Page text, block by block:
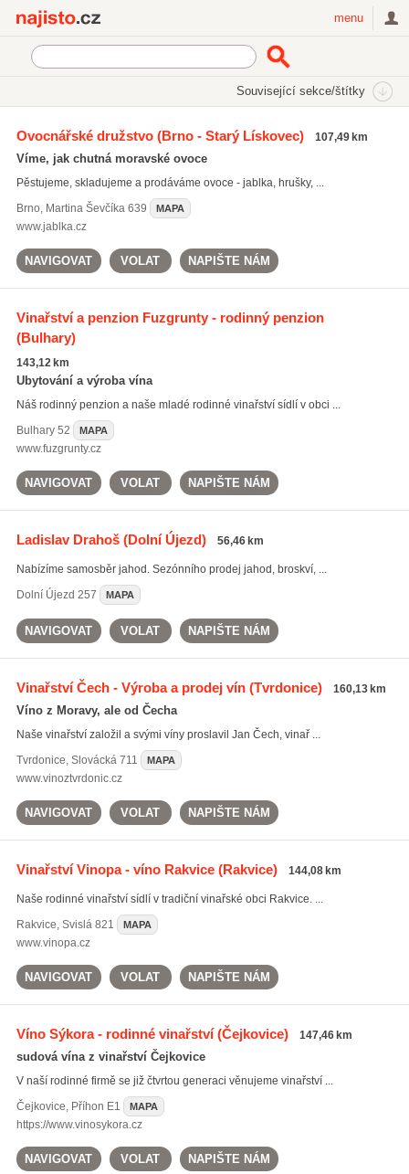
menu
Související sekce/štítky
Ovocnářství a vinařství
Ovocnářské družstvo(Brno - Starý Lískovec) 107,49 km
Víme, jak chutná moravské ovoce
Pěstujeme, skladujeme a prodáváme ovoce - jablka, hrušky, ...
Brno, Martina Ševčíka 639 MAPA
www.jablka.cz
NAVIGOVAT VOLAT NAPIŠTE NÁM
Vinařství a penzion Fuzgrunty - rodinný penzion
(Bulhary)
143,12 km
Ubytování a výroba vína
Náš rodinný penzion a naše mladé rodinné vinařství sídlí v obci ...
Bulhary52 MAPA
www.fuzgrunty.cz
NAVIGOVAT VOLAT NAPIŠTE NÁM
Ladislav Drahoš(Dolní Újezd) 56,46 km
Nabízíme samosběr jahod. Sezónního prodej jahod, broskví, ...
Dolní Újezd 257 MAPA
NAVIGOVAT VOLAT NAPIŠTE NÁM
Vinařství Čech - Výroba a prodej vín(Tvrdonice) 160,13 km
Víno z Moravy, ale od Čecha
Naše vinařství založil a svými víny proslavil Jan Čech, vinař ...
Tvrdonice, Slovácká 711 MAPA
www.vinoztvrdonic.cz
NAVIGOVAT VOLAT NAPIŠTE NÁM
Vinařství Vinopa - víno Rakvice(Rakvice) 144,08 km
Naše rodinné vinařství sídlí v tradiční vinařské obci Rakvice. ...
Rakvice, Svislá 821 MAPA
www.vinopa.cz
NAVIGOVAT VOLAT NAPIŠTE NÁM
Víno Sýkora - rodinné vinařství(Čejkovice) 147,46 km
sudová vína z vinařství Čejkovice
V naší rodinné firmě se již čtvrtou generaci věnujeme vinařství ...
Čejkovice, Příhon E1 MAPA
https://www.vinosykora.cz
NAVIGOVAT VOLAT NAPIŠTE NÁM